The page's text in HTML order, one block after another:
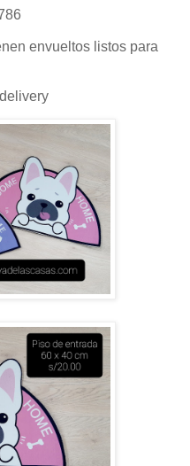
envueltos listos para